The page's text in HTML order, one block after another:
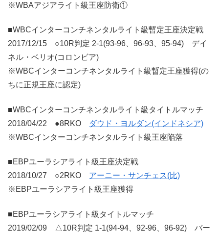
※WBAアジアライト級王座防衛①
■WBCインターコンチネンタルライト級暫定王座決定戦
2017/12/15 ○10R判定 2-1(93-96、96-93、95-94) デイ
ネル・ベリオ(コロンビア)
※WBCインターコンチネンタルライト級暫定王座獲得(の
ちに正規王座に認定)
■WBCインターコンチネンタルライト級タイトルマッチ
2018/04/22 ●8RKO
ダウド・ヨルダン(インドネシア)
※WBCインターコンチネンタルライト級王座陥落
■EBPユーラシアライト級王座決定戦
2018/10/27 ○2RKO アーニー・サンチェス(比)
※EBPユーラシアライト級王座獲得
■EBPユーラシアライト級タイトルマッチ
2019/02/09 △10R判定 1-1(94-94、92-96、96-92) バー